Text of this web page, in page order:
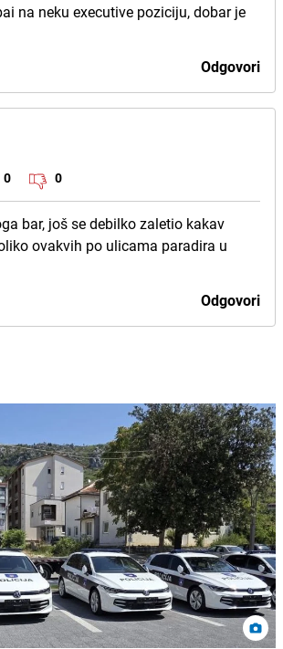
na neku executive poziciju, dobar je
Odgovori
0 0
bar, još se debilko zaletio kakav
ovakvih po ulicama paradira u
Odgovori